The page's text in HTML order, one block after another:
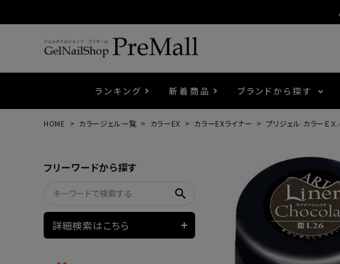
ランキング 新着商品 ブランドから探す
マグネティジェル
ウェービージェル 3Dクレイジェル
ファージェル
ピンセット・シザー・スパ
ネイルマシン LEDライト
パウダー・フレーク
HOME カラージェル一覧 カラーEX カラーEXライナー プリジェル カラーＥＸ
フリーワードから探す
search
詳細検索はこちら